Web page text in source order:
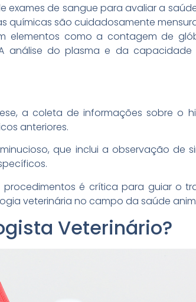
exames de sangue para avaliar a
químicas são cuidadosamente
elementos como a contagem de
análise do plasma e da
a coleta de informações sobre o
anteriores.
que inclui a observação de
é crítica para guiar o
veterinária no campo da saúde
Veterinário?